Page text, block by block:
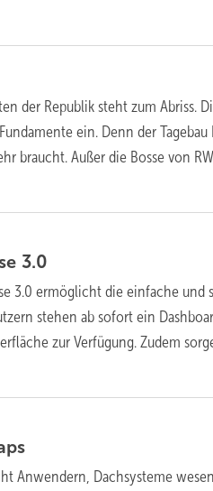
der Republik steht zum Abriss.
ein. Denn der Tagebau
braucht. Außer die Bosse von
3.0
3.0 ermöglicht die einfache und
stehen ab sofort ein
zur Verfügung. Zudem
Anwendern, Dachsysteme